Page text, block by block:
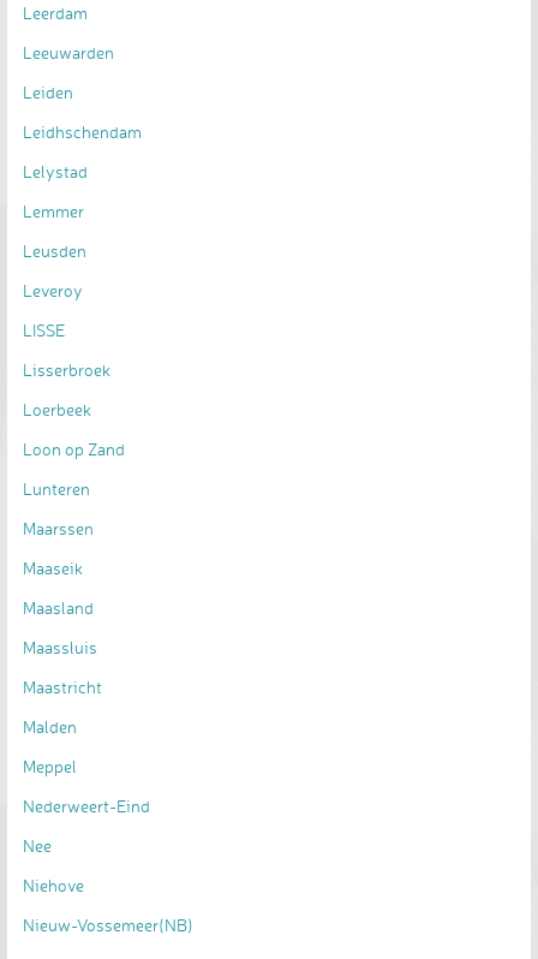
Leerdam
Leeuwarden
Leiden
Leidhschendam
Lelystad
Lemmer
Leusden
Leveroy
LISSE
Lisserbroek
Loerbeek
Loon op Zand
Lunteren
Maarssen
Maaseik
Maasland
Maassluis
Maastricht
Malden
Meppel
Nederweert-Eind
Nee
Niehove
Nieuw-Vossemeer(NB)